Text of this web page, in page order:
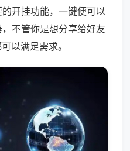
开挂功能，一键便可以
不管你是想分享给好友
以满足需求。